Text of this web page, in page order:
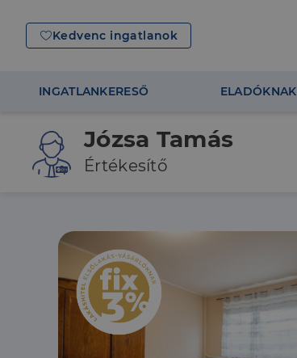
Kedvenc ingatlanok
INGATLANKERESŐ ELADÓKNAK
Józsa Tamás
Értékesítő